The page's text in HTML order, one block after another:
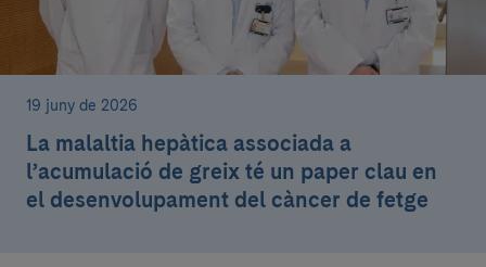
19 juny de 2026
La malaltia hepàtica associada a
l’acumulació de greix té un paper clau en
el desenvolupament del càncer de fetge